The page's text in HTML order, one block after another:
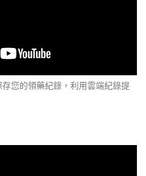
您的領藥紀錄，利用雲端紀錄提